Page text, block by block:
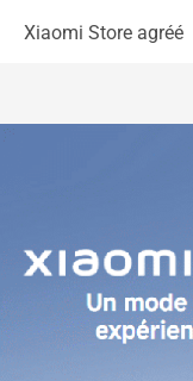
Xiaomi Store agréé